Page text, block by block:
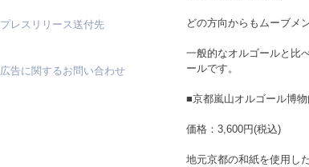
プレスリリース送付先
広告に関するお問い合わせ
どの方向からもムーブメ
一般的なオルゴールと比
ールです。
■京都嵐山オルゴール博
価格：3,600円(税込)
地元京都の和紙を使用し